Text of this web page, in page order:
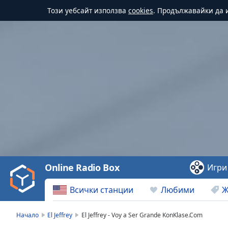
Този уебсайт използва cookies. Продължавайки да
Video
Play
Backward
Skip
Всички станции Любими
Online Radio Box Игри
Начало El Jeffrey El Jeffrey - Voy a Ser Grande KonKlase.Com